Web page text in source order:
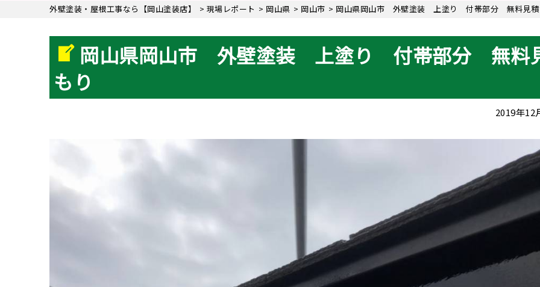
外壁塗装・屋根工事なら【岡山塗装店】 > 現場レポート > 岡山県 > 岡山市 > 岡山県岡山市 外壁塗装 上塗り 付帯部分 無料見積
岡山県岡山市 外壁塗装 上塗り 付帯部分 無料
もり
2019年12